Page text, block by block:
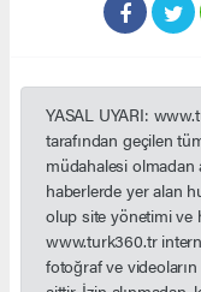
YASAL UYARI:
tarafından geçilen
müdahalesi olmadan
haberlerde yer alan
olup site yönetimi ve
www.turk360.tr
fotoğraf ve